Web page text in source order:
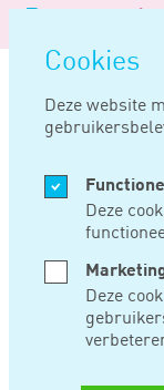
overslaan
Cookies
Deze website
Deze
Deze
Logo
Noord
Negentig
JUL 02, 2020